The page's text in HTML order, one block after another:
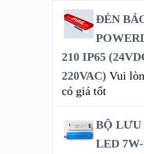
ĐÈN
210 IP65
220VAC) Vui
có giá tốt
BỘ
LED